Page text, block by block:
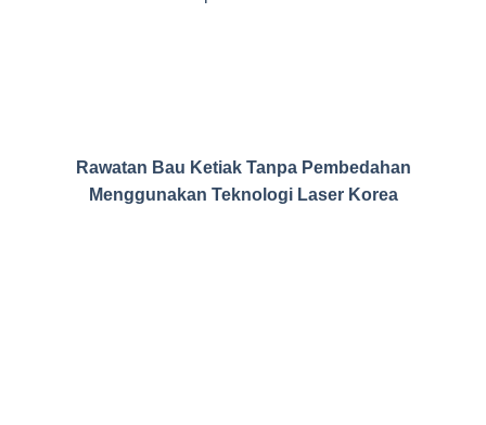
Rawatan Bau Ketiak Tanpa Pembedahan
Menggunakan Teknologi Laser Korea